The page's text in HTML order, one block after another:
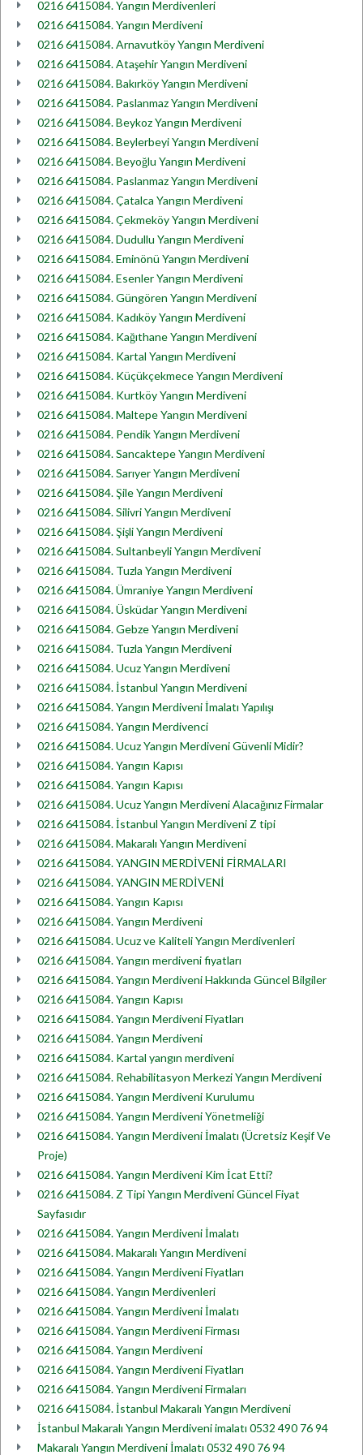
0216 6415084. Yangın Merdivenleri
0216 6415084. Yangın Merdiveni
0216 6415084. Arnavutköy Yangın Merdiveni
0216 6415084. Ataşehir Yangın Merdiveni
0216 6415084. Bakırköy Yangın Merdiveni
0216 6415084. Paslanmaz Yangın Merdiveni
0216 6415084. Beykoz Yangın Merdiveni
0216 6415084. Beylerbeyi Yangın Merdiveni
0216 6415084. Beyoğlu Yangın Merdiveni
0216 6415084. Paslanmaz Yangın Merdiveni
0216 6415084. Çatalca Yangın Merdiveni
0216 6415084. Çekmeköy Yangın Merdiveni
0216 6415084. Dudullu Yangın Merdiveni
0216 6415084. Eminönü Yangın Merdiveni
0216 6415084. Esenler Yangın Merdiveni
0216 6415084. Güngören Yangın Merdiveni
0216 6415084. Kadıköy Yangın Merdiveni
0216 6415084. Kağıthane Yangın Merdiveni
0216 6415084. Kartal Yangın Merdiveni
0216 6415084. Küçükçekmece Yangın Merdiveni
0216 6415084. Kurtköy Yangın Merdiveni
0216 6415084. Maltepe Yangın Merdiveni
0216 6415084. Pendik Yangın Merdiveni
0216 6415084. Sancaktepe Yangın Merdiveni
0216 6415084. Sarıyer Yangın Merdiveni
0216 6415084. Şile Yangın Merdiveni
0216 6415084. Silivri Yangın Merdiveni
0216 6415084. Şişli Yangın Merdiveni
0216 6415084. Sultanbeyli Yangın Merdiveni
0216 6415084. Tuzla Yangın Merdiveni
0216 6415084. Ümraniye Yangın Merdiveni
0216 6415084. Üsküdar Yangın Merdiveni
0216 6415084. Gebze Yangın Merdiveni
0216 6415084. Tuzla Yangın Merdiveni
0216 6415084. Ucuz Yangın Merdiveni
0216 6415084. İstanbul Yangın Merdiveni
0216 6415084. Yangın Merdiveni İmalatı Yapılışı
0216 6415084. Yangın Merdivenci
0216 6415084. Ucuz Yangın Merdiveni Güvenli Midir?
0216 6415084. Yangın Kapısı
0216 6415084. Yangın Kapısı
0216 6415084. Ucuz Yangın Merdiveni Alacağınız Firmalar
0216 6415084. İstanbul Yangın Merdiveni Z tipi
0216 6415084. Makaralı Yangın Merdiveni
0216 6415084. YANGIN MERDİVENİ FİRMALARI
0216 6415084. YANGIN MERDİVENİ
0216 6415084. Yangın Kapısı
0216 6415084. Yangın Merdiveni
0216 6415084. Ucuz ve Kaliteli Yangın Merdivenleri
0216 6415084. Yangın merdiveni fiyatları
0216 6415084. Yangın Merdiveni Hakkında Güncel Bilgiler
0216 6415084. Yangın Kapısı
0216 6415084. Yangın Merdiveni Fiyatları
0216 6415084. Yangın Merdiveni
0216 6415084. Kartal yangın merdiveni
0216 6415084. Rehabilitasyon Merkezi Yangın Merdiveni
0216 6415084. Yangın Merdiveni Kurulumu
0216 6415084. Yangın Merdiveni Yönetmeliği
0216 6415084. Yangın Merdiveni İmalatı (Ücretsiz Keşif Ve
Proje)
0216 6415084. Yangın Merdiveni Kim İcat Etti?
0216 6415084. Z Tipi Yangın Merdiveni Güncel Fiyat
Sayfasıdır
0216 6415084. Yangın Merdiveni İmalatı
0216 6415084. Makaralı Yangın Merdiveni
0216 6415084. Yangın Merdiveni Fiyatları
0216 6415084. Yangın Merdivenleri
0216 6415084. Yangın Merdiveni İmalatı
0216 6415084. Yangın Merdiveni Firması
0216 6415084. Yangın Merdiveni
0216 6415084. Yangın Merdiveni Fiyatları
0216 6415084. Yangın Merdiveni Firmaları
0216 6415084. İstanbul Makaralı Yangın Merdiveni
İstanbul Makaralı Yangın Merdiveni imalatı 0532 490 76 94
Makaralı Yangın Merdiveni İmalatı 0532 490 76 94